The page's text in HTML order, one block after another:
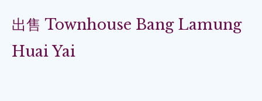
出售 Townhouse Bang Lamung
Huai Yai